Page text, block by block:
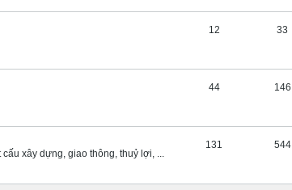
12 33
44 146
xây dựng, giao thông, thuỷ lợi, ...
131 544